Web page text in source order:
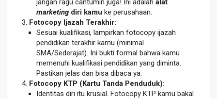
jangan ragu cantumin juga! Ini adalah alat
marketing diri kamu ke perusahaan.
Fotocopy Ijazah Terakhir:
Sesuai kualifikasi, lampirkan fotocopy ijazah
pendidikan terakhir kamu (minimal
SMA/Sederajat). Ini bukti formal bahwa kamu
memenuhi kualifikasi pendidikan yang diminta.
Pastikan jelas dan bisa dibaca ya.
Fotocopy KTP (Kartu Tanda Penduduk):
Identitas diri itu krusial. Fotocopy KTP kamu bakal